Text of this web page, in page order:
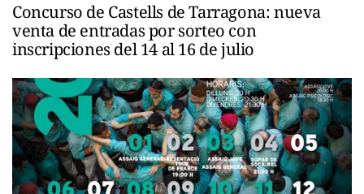
Concurso de Castells de Tarragona: nueva
venta de entradas por sorteo con
inscripciones del 14 al 16 de julio